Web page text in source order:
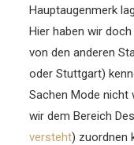
Hauptaugenmerk
Hier haben wir
von den anderen
oder Stuttgart)
Sachen Mode nicht
wir dem Bereich
versteht) zuordnen